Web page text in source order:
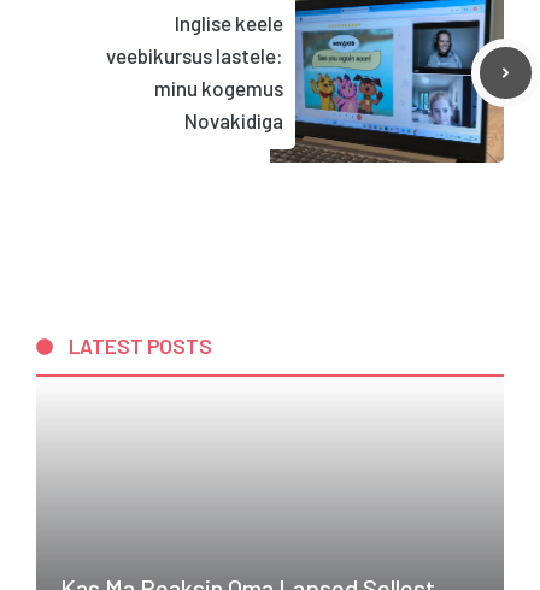
Inglise keele
veebikursus lastele:
minu kogemus
Novakidiga
LATEST POSTS